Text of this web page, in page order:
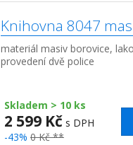
Knihovna 8047
materiál masiv borovice,
provedení dvě police
Skladem > 10 ks
2 599 Kč s DPH
-43% 0 Kč **